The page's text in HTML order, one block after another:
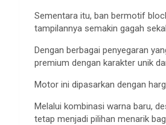
Sementara itu, ban bermotif
tampilannya semakin gagah
Dengan berbagai penyegaran
premium dengan karakter unik
Motor ini dipasarkan dengan
Melalui kombinasi warna baru,
tetap menjadi pilihan menarik